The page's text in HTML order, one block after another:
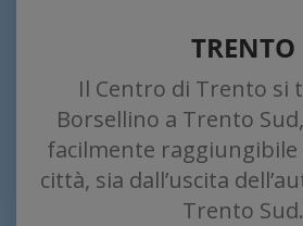
TRENTO
Il Centro di Trento si
Borsellino a Trento
facilmente raggiungibile
città, sia dall’uscita
Trento Sud.